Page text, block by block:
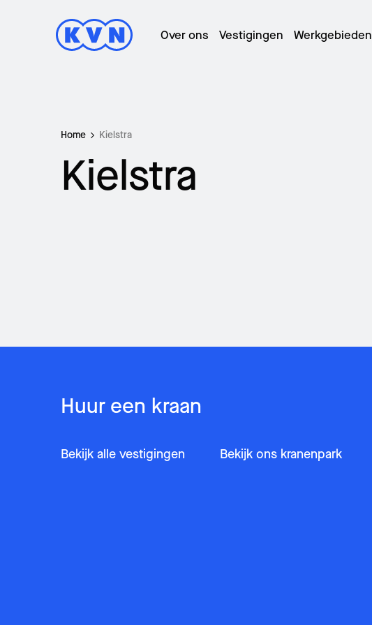
Over ons Vestigingen Werkgebieden
Home Kielstra
Kielstra
Huur een kraan
Bekijk alle vestigingen Bekijk ons kranenpark